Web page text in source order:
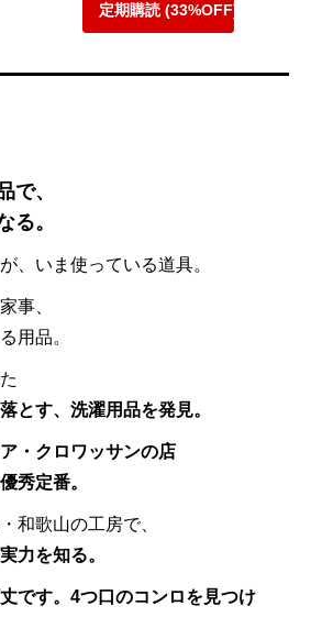
定期購読 (33%OFF)
で、
る。
、いま使っている道具。
事、
用品。
とす、洗濯用品を発見。
・クロワッサンの店
秀定番。
和歌山の工房で、
力を知る。
です。4つ口のコンロを見つけ